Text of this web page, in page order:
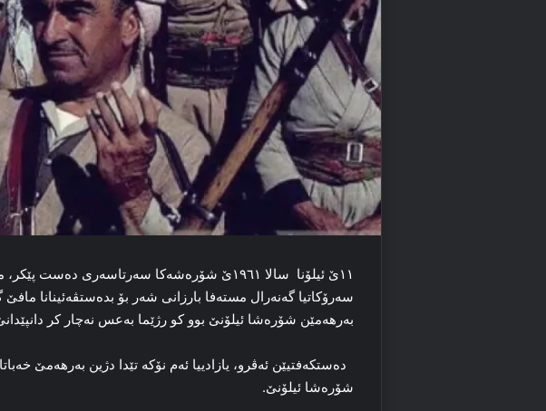
١١ێ ئیلۆنا سالا ۱۹٦۱ێ شۆرەشەکا سەرتاسەری
بەرهەمێن شۆرەشا ئیلۆنێ بوو کو رژێما بەعس نەچار کر
دەستکەفتیێن ئەڤرو، یازادییا ئەم نۆکە تێدا دژین بەرهەمێ
شۆرەشا ئیلۆنێ.